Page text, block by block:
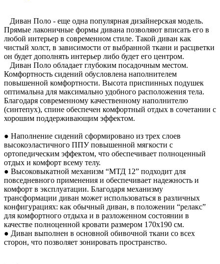
Диван Поло - еще одна популярная дизайнерская модель.
Прямые лаконичные формы дивана позволяют вписать его в
любой интерьер в современном стиле. Такой диван как
чистый холст, в зависимости от выбранной ткани и расцветки
он будет дополнять интерьер либо будет его центром.
Диван Поло обладает глубоким посадочным местом.
Комфортность сидений обусловлена наполнителем
повышенной комфортности. Высота приспинных подушек
оптимальна для максимально удобного расположения тела.
Благодаря современному качественному наполнителю
(синтепух), спине обеспечен комфортный отдых в сочетании с
хорошим поддерживающим эффектом.
● Наполнение сидений сформировано из трех слоев
высокоэластичного ППУ повышенной мягкости с
ортопедическим эффектом, что обеспечивает полноценный
отдых и комфорт всему телу.
● Высоковыкатной механизм “МТД 12” подходит для
повседневного применения и обеспечивает надежность и
комфорт в эксплуатации. Благодаря механизму
трансформации диван может использоваться в различных
конфигурациях: как обычный диван, в положении “релакс”
для комфортного отдыха и в разложенном состоянии в
качестве полноценной кровати размером 170x190 см.
● Диван выполнен в основной обивочной ткани со всех
сторон, что позволяет зонировать пространство.